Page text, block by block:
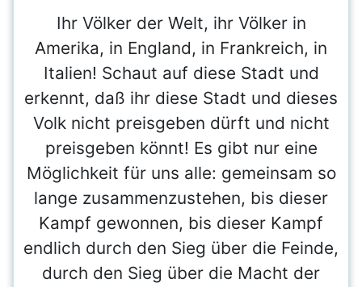
Ihr Völker der Welt, ihr Völker in
Amerika, in England, in Frankreich, in
Italien! Schaut auf diese Stadt und
erkennt, daß ihr diese Stadt und dieses
Volk nicht preisgeben dürft und nicht
preisgeben könnt! Es gibt nur eine
Möglichkeit für uns alle: gemeinsam so
lange zusammenzustehen, bis dieser
Kampf gewonnen, bis dieser Kampf
endlich durch den Sieg über die Feinde,
durch den Sieg über die Macht der